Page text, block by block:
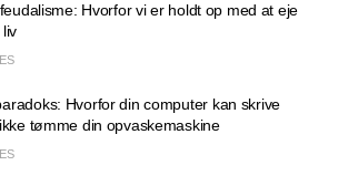
Hvorfor vi er holdt op med at eje
Hvorfor din computer kan skrive
tømme din opvaskemaskine